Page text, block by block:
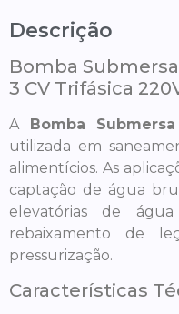
Descrição
Bomba
3 CV Trifásica
A Bomba
utilizada em
alimentícios. As
captação de água
elevatórias de
rebaixamento de
pressurização.
Características